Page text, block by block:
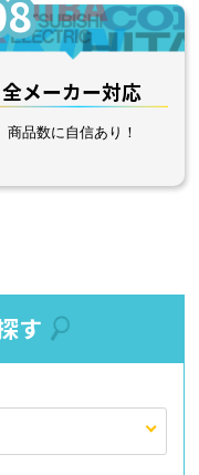
全メーカー対応
商品数に自信あり！
す